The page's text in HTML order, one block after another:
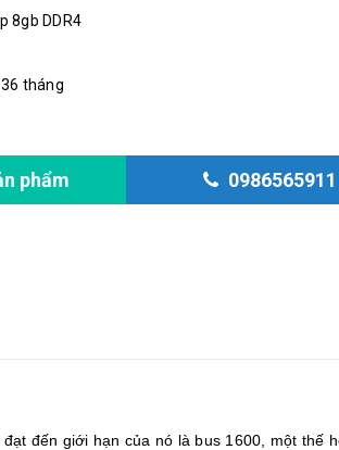
8gb DDR4
tháng
phẩm 0986565911
đến giới hạn của nó là bus 1600, một thế